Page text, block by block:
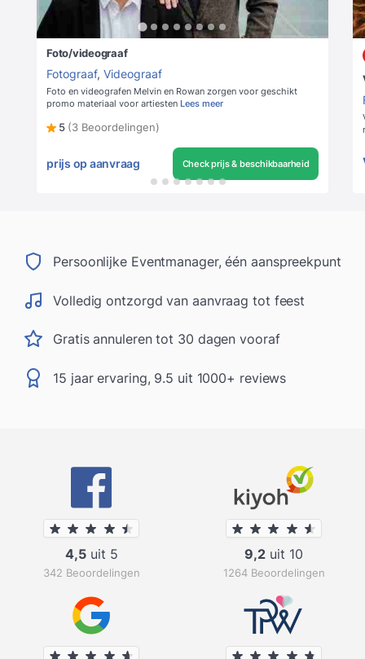
Foto/videograaf
Fotograaf, Videograaf
Foto en videografen Melvin en Rowan zorgen voor geschikt
promo materiaal voor artiesten Lees meer
5 (3 Beoordelingen)
prijs op aanvraag Check prijs & beschikbaarheid
Persoonlijke Eventmanager, één aanspreekpunt
Volledig ontzorgd van aanvraag tot feest
Gratis annuleren tot 30 dagen vooraf
15 jaar ervaring, 9.5 uit 1000+ reviews
4,5uit 5
342 Beoordelingen
9,2 uit 10
1264 Beoordelingen